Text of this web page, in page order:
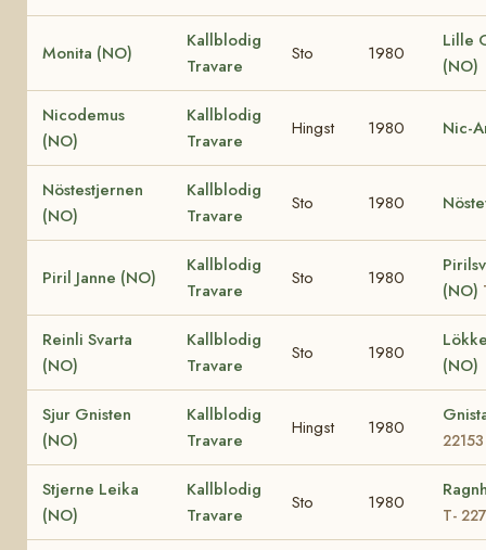
Monita (NO)
Kallblodig
Travare
Sto 1980
Lille
(NO)
Nicodemus
(NO)
Kallblodig
Travare
Hingst 1980 Nic-
Nöstestjernen
(NO)
Kallblodig
Travare
Sto 1980
Piril Janne (NO)
Kallblodig
Travare
Sto 1980
(NO)
Reinli Svarta
(NO)
Kallblodig
Travare
Sto 1980
(NO)
Sjur Gnisten
(NO)
Kallblodig
Travare
Hingst 1980
22153
Stjerne Leika
(NO)
Kallblodig
Travare
Sto 1980
T-